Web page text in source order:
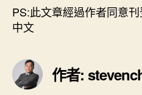
PS:此文章經過作者同意
中文
作者: